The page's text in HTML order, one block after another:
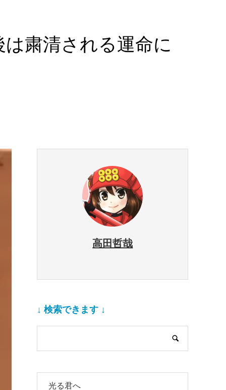
粛清される運命に
高田哲哉
↓ 検索できます ↓
光る君へ